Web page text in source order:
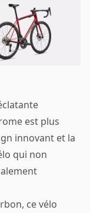
est plus
innovant et la
qui non
ce vélo